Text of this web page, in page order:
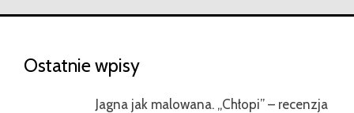
Ostatnie wpisy
Jagna jak malowana. „Chłopi” – recenzja